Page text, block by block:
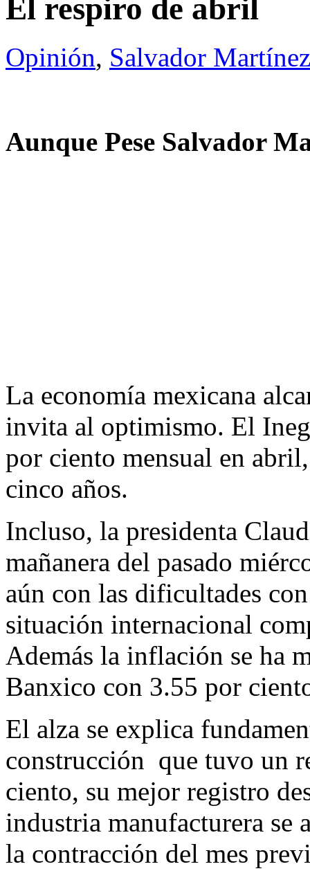
El respiro de abril
Opinión, Salvador
Aunque Pese Salvador
La economía mexicana
invita al optimismo. El
por ciento mensual en
cinco años.
Incluso, la presidenta
mañanera del pasado
aún con las dificultades
situación internacional
Además la inflación se ha
Banxico con 3.55 por
El alza se explica
construcción que tuvo un
ciento, su mejor registro
industria manufacturera se
la contracción del mes